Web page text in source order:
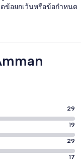
ข้อยกเว้นหรือข้อกำหนด
29
19
29
17